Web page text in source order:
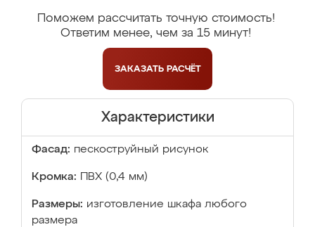
Поможем рассчитать точную стоимость!
Ответим менее, чем за 15 минут!
ЗАКАЗАТЬ РАСЧЁТ
Характеристики
Фасад: пескоструйный рисунок
Кромка: ПВХ (0,4 мм)
Размеры: изготовление шкафа любого
размера